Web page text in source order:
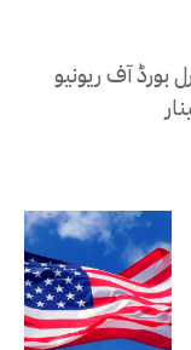
بورڈ آف ریونیو